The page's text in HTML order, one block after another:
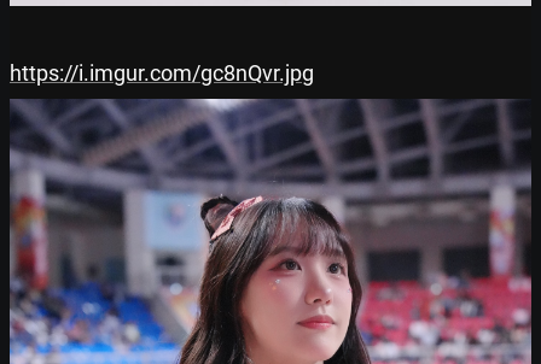
https://i.imgur.com/gc8nQvr.jpg